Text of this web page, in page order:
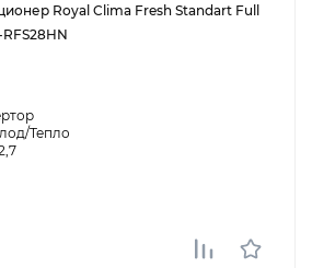
Royal Clima Fresh Standart Full
Тепло